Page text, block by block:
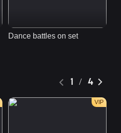
02:11
ฉากดังฮาๆ ของโหย่ว
Dance battles on set
1 / 4
VIP